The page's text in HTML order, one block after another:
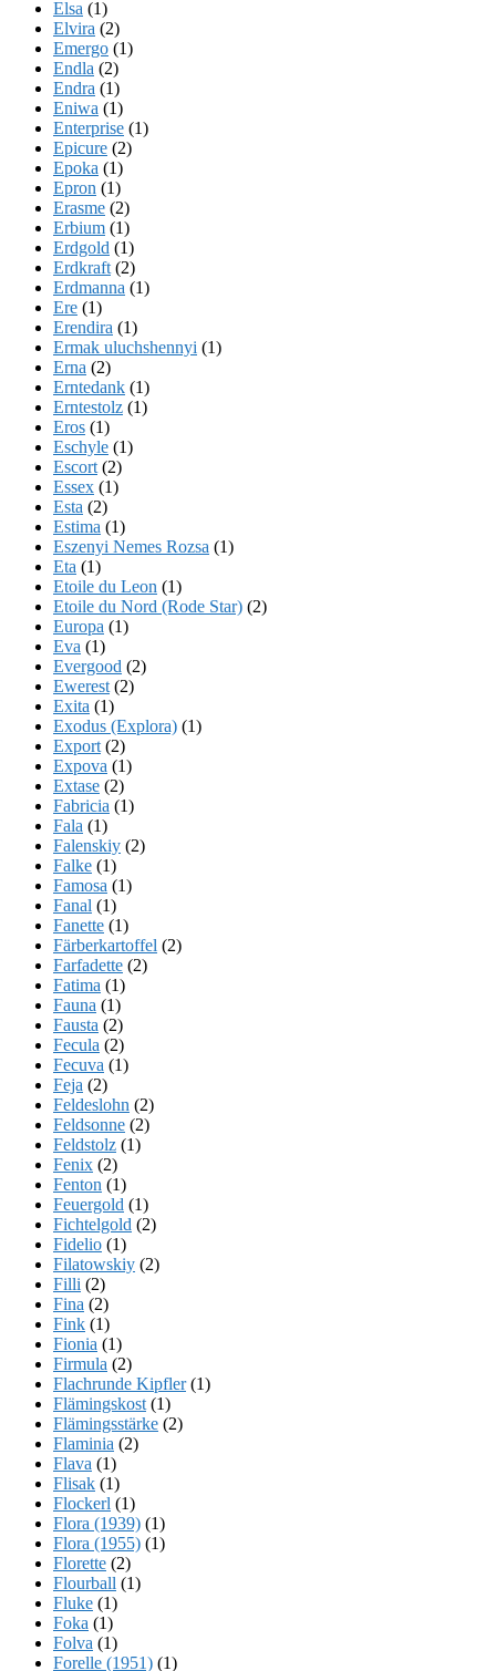
Elsa (1)
Elvira (2)
Emergo (1)
Endla (2)
Endra (1)
Eniwa (1)
Enterprise (1)
Epicure (2)
Epoka (1)
Epron (1)
Erasme (2)
Erbium (1)
Erdgold (1)
Erdkraft (2)
Erdmanna (1)
Ere (1)
Erendira (1)
Ermak uluchshennyi (1)
Erna (2)
Erntedank (1)
Erntestolz (1)
Eros (1)
Eschyle (1)
Escort (2)
Essex (1)
Esta (2)
Estima (1)
Eszenyi Nemes Rozsa (1)
Eta (1)
Etoile du Leon (1)
Etoile du Nord (Rode Star) (2)
Europa (1)
Eva (1)
Evergood (2)
Ewerest (2)
Exita (1)
Exodus (Explora) (1)
Export (2)
Expova (1)
Extase (2)
Fabricia (1)
Fala (1)
Falenskiy (2)
Falke (1)
Famosa (1)
Fanal (1)
Fanette (1)
Färberkartoffel (2)
Farfadette (2)
Fatima (1)
Fauna (1)
Fausta (2)
Fecula (2)
Fecuva (1)
Feja (2)
Feldeslohn (2)
Feldsonne (2)
Feldstolz (1)
Fenix (2)
Fenton (1)
Feuergold (1)
Fichtelgold (2)
Fidelio (1)
Filatowskiy (2)
Filli (2)
Fina (2)
Fink (1)
Fionia (1)
Firmula (2)
Flachrunde Kipfler(1)
Flämingskost (1)
Flämingsstärke (2)
Flaminia (2)
Flava (1)
Flisak (1)
Flockerl (1)
Flora (1939) (1)
Flora (1955) (1)
Florette (2)
Flourball (1)
Fluke (1)
Foka (1)
Folva (1)
Forelle (1951) (1)